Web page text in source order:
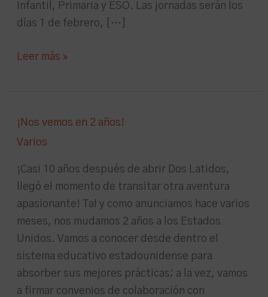
Infantil, Primaria y ESO. Las jornadas serán los
días 1 de febrero, […]
Leer más »
¡Nos vemos en 2 años!
Varios
¡Casi 10 años después de abrir Dos Latidos,
llegó el momento de transitar otra aventura
apasionante! Tal y como anunciamos hace varios
meses, nos mudamos 2 años a los Estados
Unidos. Vamos a conocer desde dentro el
sistema educativo estadounidense para
absorber sus mejores prácticas; a la vez, vamos
a firmar convenios de colaboración con
¡Nos
2
años!